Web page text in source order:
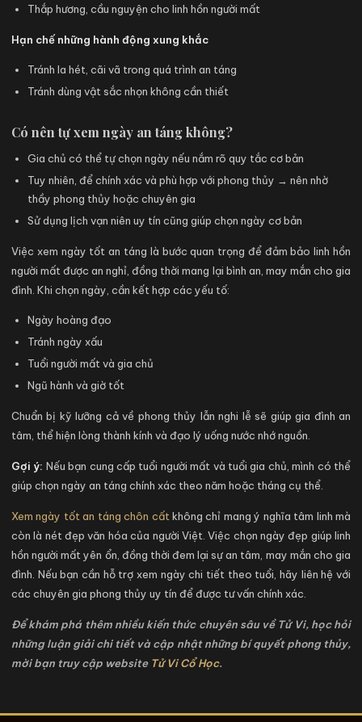
Thắp hương, cầu nguyện cho linh hồn người mất
Hạn chế những hành động xung khắc
Tránh la hét, cãi vã trong quá trình an táng
Tránh dùng vật sắc nhọn không cần thiết
Có nên tự xem ngày an táng không?
Gia chủ có thể tự chọn ngày nếu nắm rõ quy tắc cơ bản
Tuy nhiên, để chính xác và phù hợp với phong thủy → nên nhờ
thầy phong thủy hoặc chuyên gia
Sử dụng lịch vạn niên uy tín cũng giúp chọn ngày cơ bản
Việc xem ngày tốt an táng là bước quan trọng để đảm bảo linh hồn
người mất được an nghỉ, đồng thời mang lại bình an, may mắn cho gia
đình. Khi chọn ngày, cần kết hợp các yếu tố:
Ngày hoàng đạo
Tránh ngày xấu
Tuổi người mất và gia chủ
Ngũ hành và giờ tốt
Chuẩn bị kỹ lưỡng cả về phong thủy lẫn nghi lễ sẽ giúp gia đình an
tâm, thể hiện lòng thành kính và đạo lý uống nước nhớ nguồn.
Gợi ý: Nếu bạn cung cấp tuổi người mất và tuổi gia chủ, mình có thể
giúp chọn ngày an táng chính xác theo năm hoặc tháng cụ thể.
Xem ngày tốt an táng chôn cất không chỉ mang ý nghĩa tâm linh mà
còn là nét đẹp văn hóa của người Việt. Việc chọn ngày đẹp giúp linh
hồn người mất yên ổn, đồng thời đem lại sự an tâm, may mắn cho gia
đình. Nếu bạn cần hỗ trợ xem ngày chi tiết theo tuổi, hãy liên hệ với
các chuyên gia phong thủy uy tín để được tư vấn chính xác.
Để khám phá thêm nhiều kiến thức chuyên sâu về Tử Vi, học hỏi
những luận giải chi tiết và cập nhật những bí quyết phong thủy,
mời bạn truy cập website Tử Vi Cổ Học.